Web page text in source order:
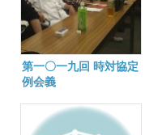
第一〇一九回 時対協定
例会義